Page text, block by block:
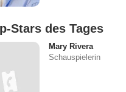
Stars des Tages
Mary Rivera
Schauspielerin